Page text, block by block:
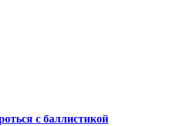
с баллистикой